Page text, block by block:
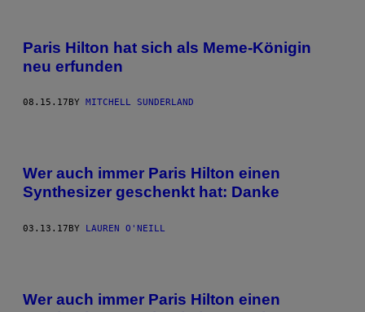
Paris Hilton hat sich als Meme-Königin
neu erfunden
08.15.17 BY MITCHELL SUNDERLAND
Wer auch immer Paris Hilton einen
Synthesizer geschenkt hat: Danke
03.13.17BY LAUREN O'NEILL
Wer auch immer Paris Hilton einen